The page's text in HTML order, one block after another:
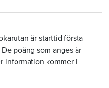
är starttid första
poäng som anges är
information kommer i